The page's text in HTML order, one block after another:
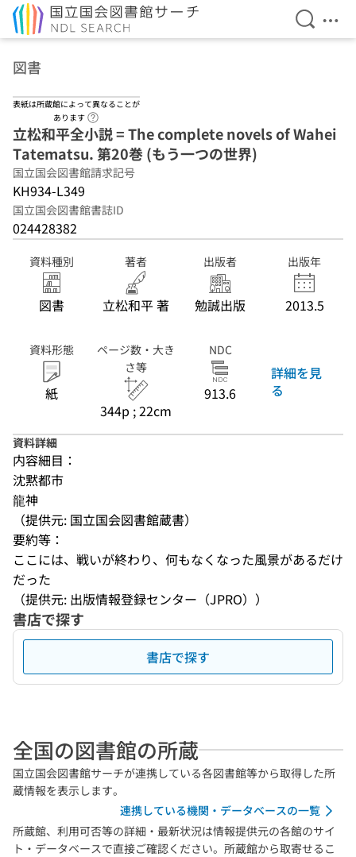
検索を
メ
図書
表紙は所蔵館によって異なることが
あります
立松和平全小説 = The complete novels of Wahei
Tatematsu. 第20巻 (もう一つの世界)
国立国会図書館請求記号
KH934-L349
国立国会図書館書誌ID
024428382
資料種別
図書
著者
立松和平 著
出版者
勉誠出版
出版年
2013.5
資料形態
紙
ページ数・大き
さ等
344p ; 22cm
NDC
913.6
詳細を見
る
資料詳細
内容細目：
沈黙都市
龍神
（提供元: 国立国会図書館蔵書）
要約等：
ここには、戦いが終わり、何もなくなった風景があるだけ
だった
（提供元: 出版情報登録センター（JPRO））
書店で探す
書店で探す
全国の図書館の所蔵
国立国会図書館サーチが連携している各図書館等から取得した所
蔵情報を表示します。
連携している機関・データベースの一覧
所蔵館、利用可否等の詳細・最新状況は情報提供元の各館のサイ
ト・データベースで直接ご確認ください。所蔵館から取寄せるこ